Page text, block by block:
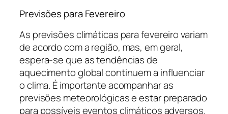
Previsões para Fevereiro
As previsões climáticas para fevereiro variam
de acordo com a região, mas, em geral,
espera-se que as tendências de
aquecimento global continuem a influenciar
o clima. É importante acompanhar as
previsões meteorológicas e estar preparado
para possíveis eventos climáticos adversos.